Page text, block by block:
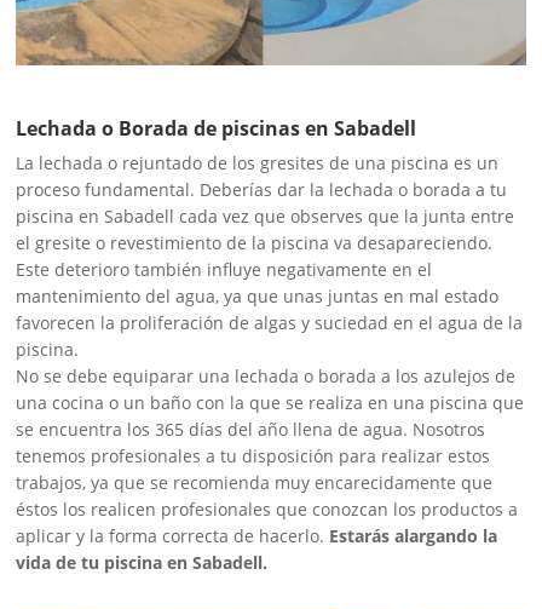
Lechada o Borada de piscinas en Sabadell
La lechada o rejuntado de los gresites de una piscina es un
proceso fundamental. Deberías dar la lechada o borada a tu
piscina en Sabadell cada vez que observes que la junta entre
el gresite o revestimiento de la piscina va desapareciendo.
Este deterioro también influye negativamente en el
mantenimiento del agua, ya que unas juntas en mal estado
favorecen la proliferación de algas y suciedad en el agua de la
piscina.
No se debe equiparar una lechada o borada a los azulejos de
una cocina o un baño con la que se realiza en una piscina que
se encuentra los 365 días del año llena de agua. Nosotros
tenemos profesionales a tu disposición para realizar estos
trabajos, ya que se recomienda muy encarecidamente que
éstos los realicen profesionales que conozcan los productos a
aplicar y la forma correcta de hacerlo. Estarás alargando la
vida de tu piscina en Sabadell.